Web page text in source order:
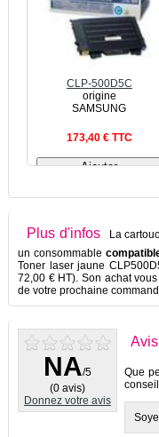
CLP-500D5C
origine
SAMSUNG
173,40 € TTC
Plus d'infos La
un consommable
Toner laser jaune
72,00 € HT). Son achat
de votre prochaine
NA/5
(0 avis)
Donnez votre avis
Que